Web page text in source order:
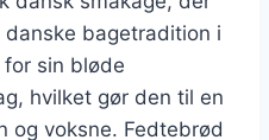
bagetradition i
for sin bløde
hvilket gør den til en
og voksne. Fedtebrød